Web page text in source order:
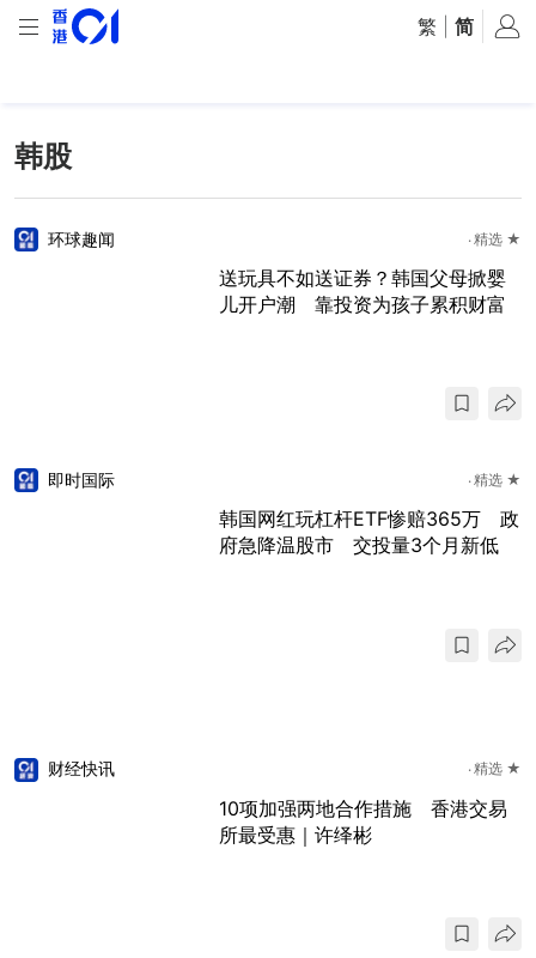
繁 简
韩股
环球趣闻 精选 ★
送玩具不如送证券？韩国父母掀婴
儿开户潮 靠投资为孩子累积财富
即时国际 精选 ★
韩国网红玩杠杆ETF惨赔365万 政
府急降温股市 交投量3个月新低
财经快讯 精选 ★
10项加强两地合作措施 香港交易
所最受惠｜许绎彬